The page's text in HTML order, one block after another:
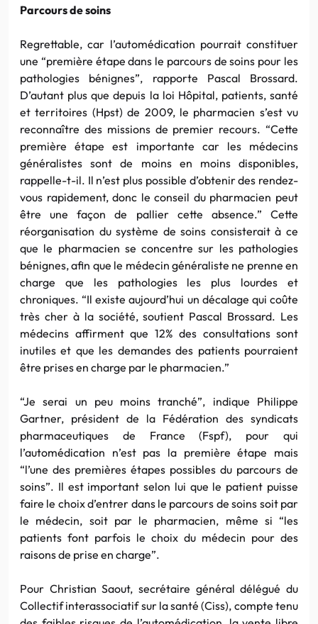
Parcours de soins
Regrettable, car l’automédication pourrait constituer
une “première étape dans le parcours de soins pour les
pathologies bénignes”, rapporte Pascal Brossard.
D’autant plus que depuis la loi Hôpital, patients, santé
et territoires (Hpst) de 2009, le pharmacien s’est vu
reconnaître des missions de premier recours. “Cette
première étape est importante car les médecins
généralistes sont de moins en moins disponibles,
rappelle-t-il. Il n’est plus possible d’obtenir des rendez-
vous rapidement, donc le conseil du pharmacien peut
être une façon de pallier cette absence.” Cette
réorganisation du système de soins consisterait à ce
que le pharmacien se concentre sur les pathologies
bénignes, afin que le médecin généraliste ne prenne en
charge que les pathologies les plus lourdes et
chroniques. “Il existe aujourd’hui un décalage qui coûte
très cher à la société, soutient Pascal Brossard. Les
médecins affirment que 12% des consultations sont
inutiles et que les demandes des patients pourraient
être prises en charge par le pharmacien.”
“Je serai un peu moins tranché”, indique Philippe
Gartner, président de la Fédération des syndicats
pharmaceutiques de France (Fspf), pour qui
l’automédication n’est pas la première étape mais
“l’une des premières étapes possibles du parcours de
soins”. Il est important selon lui que le patient puisse
faire le choix d’entrer dans le parcours de soins soit par
le médecin, soit par le pharmacien, même si “les
patients font parfois le choix du médecin pour des
raisons de prise en charge”.
Pour Christian Saout, secrétaire général délégué du
Collectif interassociatif sur la santé (Ciss), compte tenu